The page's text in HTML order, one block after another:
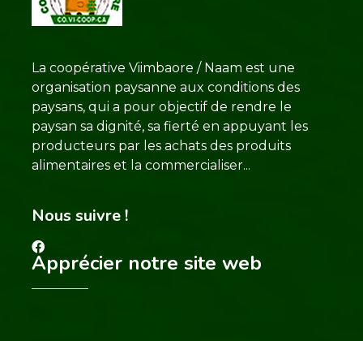
La coopérative Viimbaore / Naam est une
organisation paysanne aux conditions des
paysans, qui a pour objectif de rendre le
paysan sa dignité, sa fierté en appuyant les
producteurs par les achats des produits
alimentaires et la commercialiser...
Nous suivre !
Apprécier notre site web